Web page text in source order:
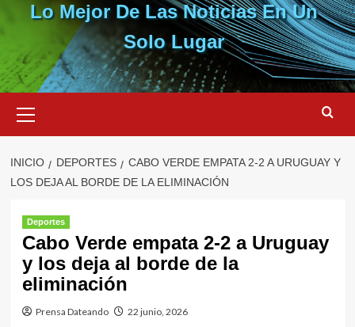
Lo Mejor De Las Noticias En Un
Solo Lugar
primario
INICIO DEPORTES
CABO VERDE EMPATA 2-2 A URUGUAY Y
LOS DEJA AL BORDE DE LA ELIMINACIÓN
Deportes
Cabo Verde empata 2-2 a Uruguay
y los deja al borde de la
eliminación
Prensa Dateando 22 junio, 2026